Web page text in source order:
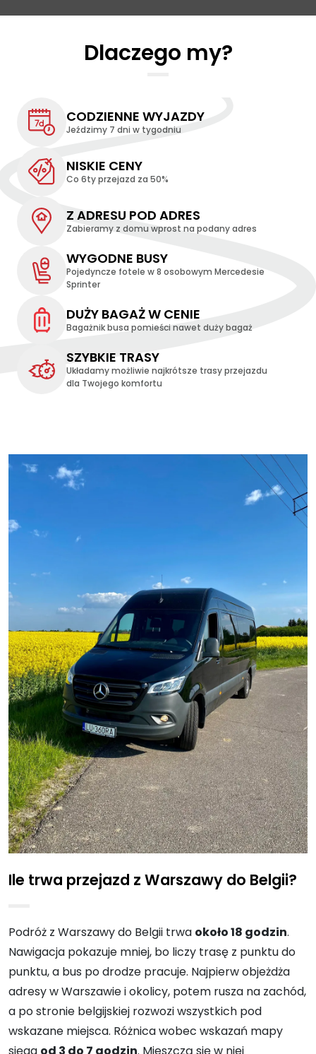
Dlaczego my?
CODZIENNE WYJAZDY
Jeździmy 7 dni w tygodniu
NISKIE CENY
Co 6ty przejazd za 50%
Z ADRESU POD ADRES
Zabieramy z domu wprost na podany adres
WYGODNE BUSY
Pojedyncze fotele w 8 osobowym Mercedesie
Sprinter
DUŻY BAGAŻ W CENIE
Bagażnik busa pomieści nawet duży bagaż
SZYBKIE TRASY
Układamy możliwie najkrótsze trasy przejazdu
dla Twojego komfortu
Ile trwa przejazd z Warszawy do Belgii?
Podróż z Warszawy do Belgii trwa około 18 godzin.
Nawigacja pokazuje mniej, bo liczy trasę z punktu do
punktu, a bus po drodze pracuje. Najpierw objeżdża
adresy w Warszawie i okolicy, potem rusza na zachód,
a po stronie belgijskiej rozwozi wszystkich pod
wskazane miejsca. Różnica wobec wskazań mapy